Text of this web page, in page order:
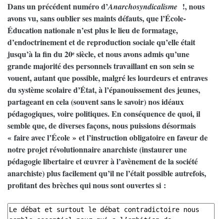
Dans un précédent numéro d’Anarchosyndicalisme !, nous
avons vu, sans oublier ses maints défauts, que l’École-
Éducation nationale n’est plus le lieu de formatage,
d’endoctrinement et de reproduction sociale qu’elle était
jusqu’à la fin du 20ᵉ siècle, et nous avons admis qu’une
grande majorité des personnels travaillant en son sein se
vouent, autant que possible, malgré les lourdeurs et entraves
du système scolaire d’État, à l’épanouissement des jeunes,
partageant en cela (souvent sans le savoir) nos idéaux
pédagogiques, voire politiques. En conséquence de quoi, il
semble que, de diverses façons, nous puissions désormais
« faire avec l’École » et l’instruction obligatoire en faveur de
notre projet révolutionnaire anarchiste (instaurer une
pédagogie libertaire et œuvrer à l’avènement de la société
anarchiste) plus facilement qu’il ne l’était possible autrefois,
profitant des brèches qui nous sont ouvertes si :